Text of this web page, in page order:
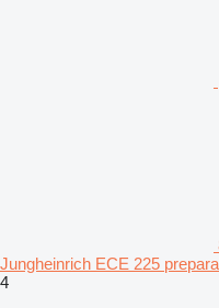
Jungheinrich ECE 225
4